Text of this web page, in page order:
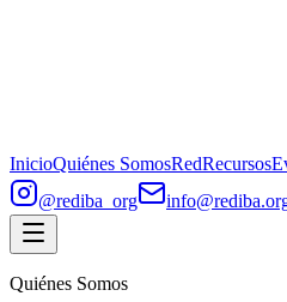
InicioQuiénes SomosRedRecursos
@rediba_org
Quiénes Somos